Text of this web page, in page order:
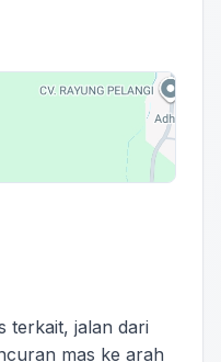
terkait, jalan dari
mas ke arah